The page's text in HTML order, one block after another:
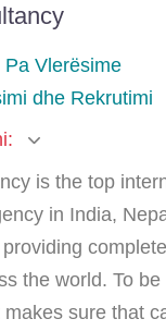
Pa Vlerësime
dhe Rekrutimi
:
is the top
in India,
the world. To
sure that